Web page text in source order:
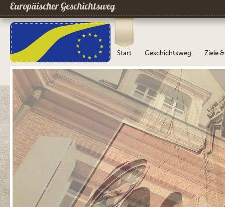
Europäischer Geschichtsweg
Start Geschichtsweg Ziele